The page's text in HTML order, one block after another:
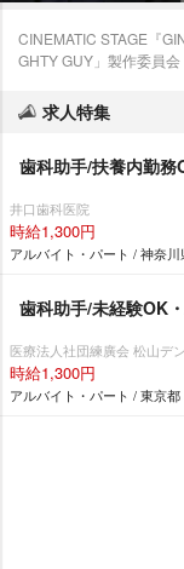
CINEMATIC STAGE『
GHTY GUY」製作委員会
求人特集
歯科助手/扶養内勤
井口歯科医院
時給1,300円
アルバイト・パート / 神奈川
歯科助手/未経験OK
医療法人社団練廣会 松山デ
時給1,300円
アルバイト・パート / 東京都